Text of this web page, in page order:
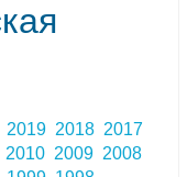
2019 2018 2017
2010 2009 2008